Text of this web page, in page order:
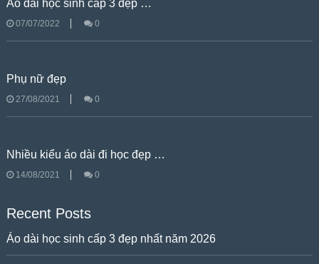
Áo dài học sinh cấp 3 đẹp …
07/07/2022 0
Phụ nữ đẹp
27/08/2021 0
Nhiều kiểu áo dài đi học đẹp …
14/08/2021 0
Recent Posts
Áo dài học sinh cấp 3 đẹp nhất năm 2026